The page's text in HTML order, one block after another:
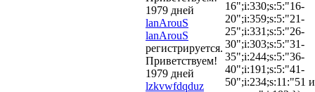
1979 дней
lanArouS
lanArouS
регистрируется.
Приветствуем!
1979 дней
lzkvwfdqduz
16";i:330;s:5:"16-
20";i:359;s:5:"21-
25";i:331;s:5:"26-
30";i:303;s:5:"31-
35";i:244;s:5:"36-
40";i:191;s:5:"41-
50";i:234;s:11:"51 и